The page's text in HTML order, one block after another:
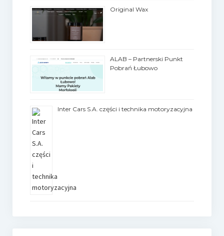
Original Wax
ALAB – Partnerski Punkt
Pobrań Łubowo
Inter Cars S.A. części i technika motoryzacyjna